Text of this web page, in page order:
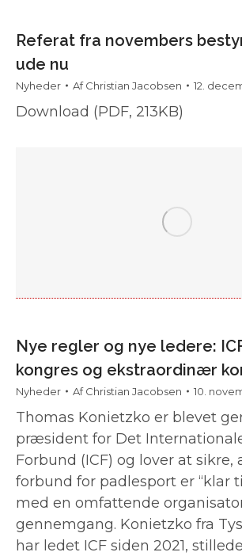
Referat fra novembers
ude nu
Nyheder AfChristian Jacobsen 12.
Download (PDF, 213KB)
Nye regler og nye ledere:
kongres og ekstraordinær
Nyheder AfChristian Jacobsen 10.
Thomas Konietzko er blevet
præsident for Det
Forbund (ICF) og lover at sikre,
forbund for padlesport er “klar
med en omfattende
gennemgang. Konietzko fra
har ledet ICF siden 2021,